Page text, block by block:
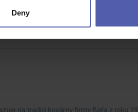
Deny
na tradici kovárny firmy Baťa z roku